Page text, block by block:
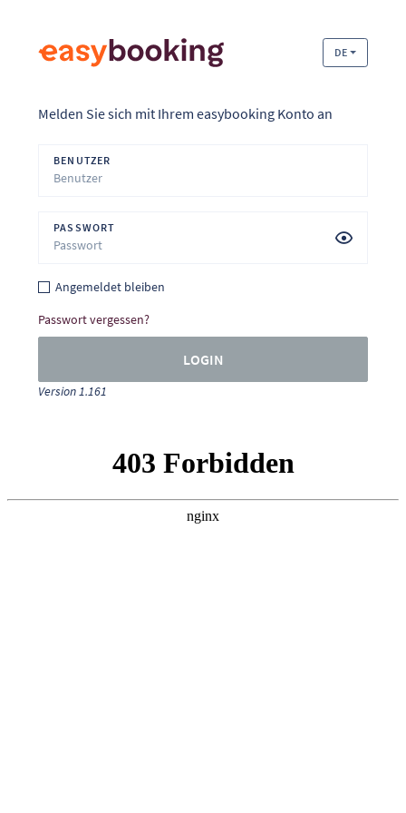
DE
Melden Sie sich mit Ihrem easybooking Konto an
BENUTZER
PASSWORT
Angemeldet bleiben
Passwort vergessen?
LOGIN
Version 1.161